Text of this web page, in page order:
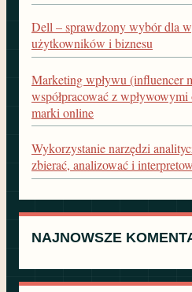
Dell – sprawdzony wybór dla
użytkowników i biznesu
Marketing wpływu (influencer
współpracować z
marki online
Wykorzystanie narzędzi
zbierać, analizować i
NAJNOWSZE